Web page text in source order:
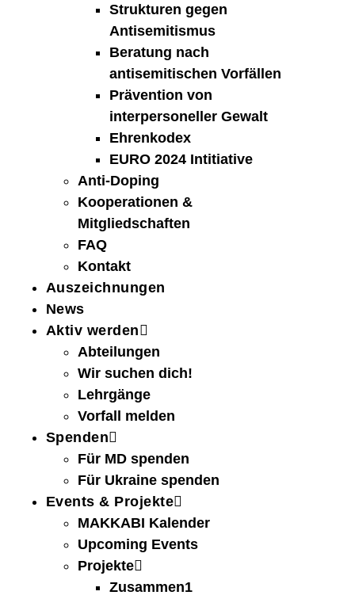
Strukturen gegen
Antisemitismus
Beratung nach
antisemitischen Vorfällen
Prävention von
interpersoneller Gewalt
Ehrenkodex
EURO 2024 Intitiative
Anti-Doping
Kooperationen &
Mitgliedschaften
FAQ
Kontakt
Auszeichnungen
News
Aktiv werden
Abteilungen
Wir suchen dich!
Lehrgänge
Vorfall melden
Spenden
Für MD spenden
Für Ukraine spenden
Events & Projekte
MAKKABI Kalender
Upcoming Events
Projekte
Zusammen1